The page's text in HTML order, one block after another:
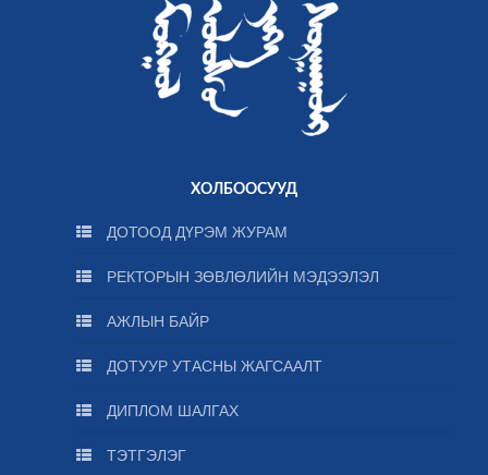
ХОЛБООСУУД
ДОТООД ДҮРЭМ ЖУРАМ
РЕКТОРЫН ЗӨВЛӨЛИЙН МЭДЭЭЛЭЛ
АЖЛЫН БАЙР
ДОТУУР УТАСНЫ ЖАГСААЛТ
ДИПЛОМ ШАЛГАХ
ТЭТГЭЛЭГ